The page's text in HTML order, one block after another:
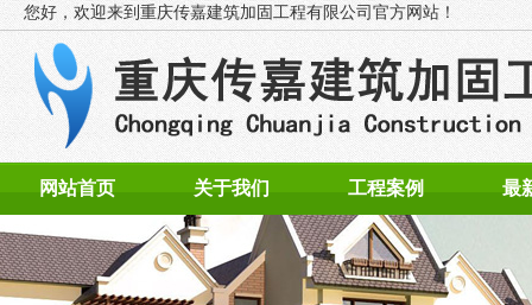
您好，欢迎来到重庆传嘉建筑加固工程有限公司官方网站！
网站首页 关于我们 工程案例 最